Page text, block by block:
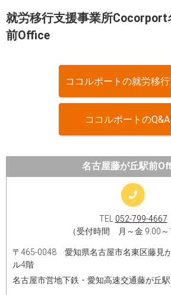
就労移行支援事業所Cocorport
前Office
ココルポートの就労移
ココルポートのQ&A
名古屋藤が丘駅前
TEL 052-799-4667
（受付時間 月～金 9:00～
〒465-0048 愛知県名古屋市名東区藤見
ル4階
名古屋市営地下鉄・愛知高速交通藤が丘